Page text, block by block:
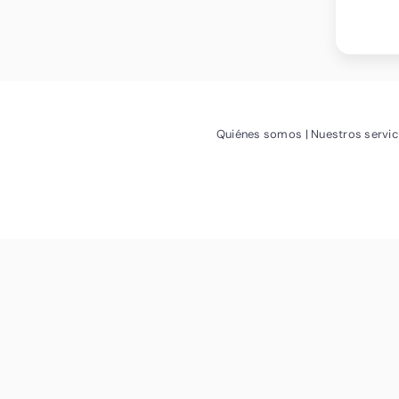
Quiénes somos (Abrir nueva
Nuestros